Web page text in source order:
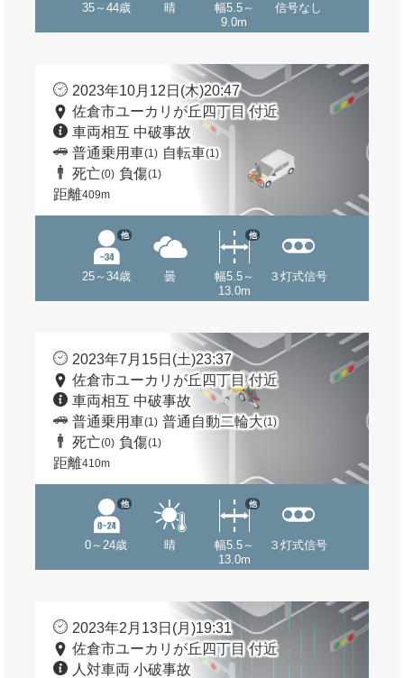
35～44歳 晴
幅5.5～
9.0m
信号なし
2023年10月12日(木)20:47
佐倉市ユーカリが丘四丁目 付近
車両相互 中破事故
普通乗用車(1) 自転車(1)
死亡(0) 負傷(1)
距離409m
25～34歳
他
曇
幅5.5～
13.0m
他
３灯式信号
2023年7月15日(土)23:37
佐倉市ユーカリが丘四丁目 付近
車両相互 中破事故
普通乗用車(1) 普通自動二輪大(1)
死亡(0) 負傷(1)
距離410m
0～24歳
他
晴
幅5.5～
13.0m
他
３灯式信号
2023年2月13日(月)19:31
佐倉市ユーカリが丘四丁目 付近
人対車両 小破事故